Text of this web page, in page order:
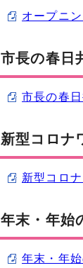
オープニ
市長の春日
市長の春
新型コロナ
新型コロ
年末・年始
年末・年